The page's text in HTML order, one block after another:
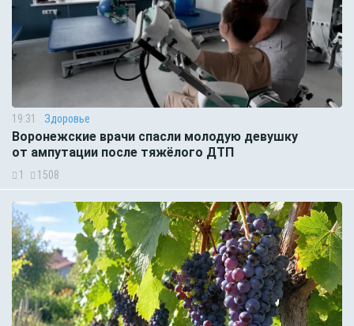
19:31 Здоровье
Воронежские врачи спасли молодую девушку
от ампутации после тяжёлого ДТП
1 1508